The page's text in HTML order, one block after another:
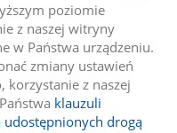
poziomie
z naszej witryny
w Państwa urządzeniu.
zmiany ustawień
korzystanie z naszej
klauzuli
drogą